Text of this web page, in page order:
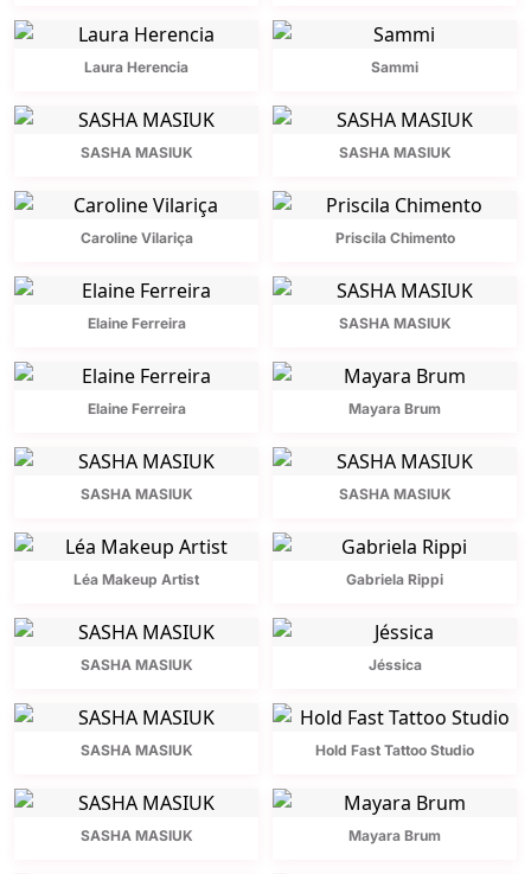
Laura Herencia Sammi
SASHA MASIUK SASHA MASIUK
Caroline Vilariça Priscila Chimento
Elaine Ferreira SASHA MASIUK
Elaine Ferreira Mayara Brum
SASHA MASIUK SASHA MASIUK
Léa Makeup Artist Gabriela Rippi
SASHA MASIUK Jéssica
SASHA MASIUK Hold Fast Tattoo Studio
SASHA MASIUK Mayara Brum